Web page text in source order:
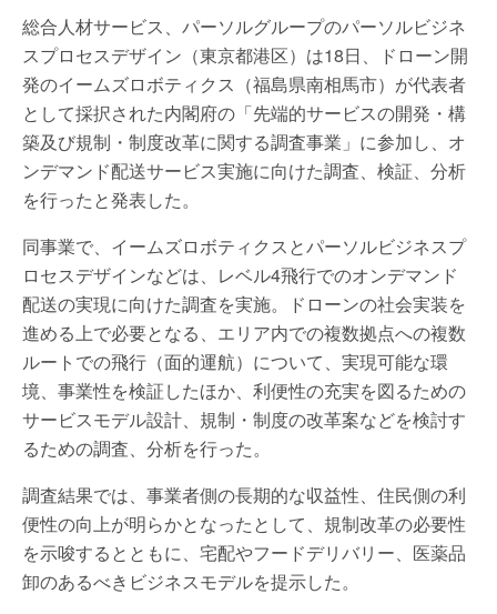
総合人材サービス、パーソルグループのパーソルビジネ
スプロセスデザイン（東京都港区）は18日、ドローン開
発のイームズロボティクス（福島県南相馬市）が代表者
として採択された内閣府の「先端的サービスの開発・構
築及び規制・制度改革に関する調査事業」に参加し、オ
ンデマンド配送サービス実施に向けた調査、検証、分析
を行ったと発表した。
同事業で、イームズロボティクスとパーソルビジネスプ
ロセスデザインなどは、レベル4飛行でのオンデマンド
配送の実現に向けた調査を実施。ドローンの社会実装を
進める上で必要となる、エリア内での複数拠点への複数
ルートでの飛行（面的運航）について、実現可能な環
境、事業性を検証したほか、利便性の充実を図るための
サービスモデル設計、規制・制度の改革案などを検討す
るための調査、分析を行った。
調査結果では、事業者側の長期的な収益性、住民側の利
便性の向上が明らかとなったとして、規制改革の必要性
を示唆するとともに、宅配やフードデリバリー、医薬品
卸のあるべきビジネスモデルを提示した。